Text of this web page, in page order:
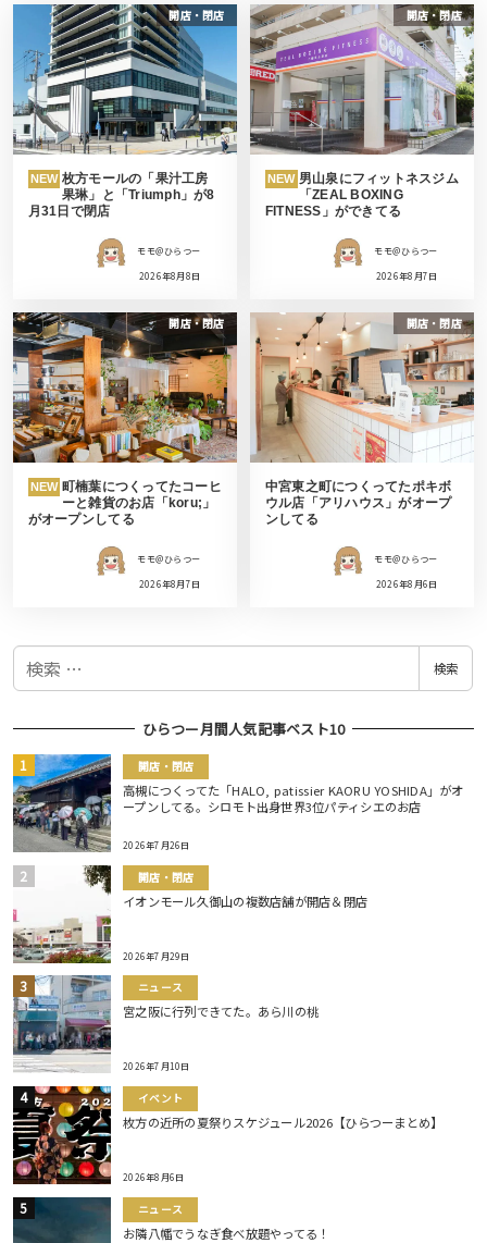
開店・閉店
NEW 枚方モールの「果汁工房
果琳」と「Triumph」が8
月31日で閉店
モモ＠ひらつー
2026年8月8日
開店・閉店
NEW 男山泉にフィットネスジム
「ZEAL BOXING
FITNESS」ができてる
モモ＠ひらつー
2026年8月7日
開店・閉店
NEW 町楠葉につくってたコーヒ
ーと雑貨のお店「koru;」
がオープンしてる
モモ＠ひらつー
2026年8月7日
開店・閉店
中宮東之町につくってたポキボ
ウル店「アリハウス」がオープ
ンしてる
モモ＠ひらつー
2026年8月6日
検
検索
ひらつー月間人気記事ベスト10
開店・閉店
高槻につくってた「HALO, patissier KAORU YOSHIDA」がオ
ープンしてる。シロモト出身世界3位パティシエのお店
2026年7月26日
開店・閉店
イオンモール久御山の複数店舗が開店＆閉店
2026年7月29日
ニュース
宮之阪に行列できてた。あら川の桃
2026年7月10日
イベント
枚方の近所の夏祭りスケジュール2026【ひらつーまとめ】
2026年8月6日
ニュース
お隣八幡でうなぎ食べ放題やってる！